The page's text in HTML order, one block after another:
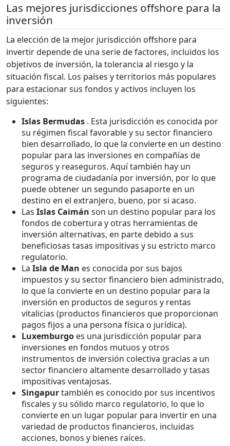
Las mejores jurisdicciones offshore para la
inversión
La elección de la mejor jurisdicción offshore para
invertir depende de una serie de factores, incluidos los
objetivos de inversión, la tolerancia al riesgo y la
situación fiscal. Los países y territorios más populares
para estacionar sus fondos y activos incluyen los
siguientes:
Islas Bermudas . Esta jurisdicción es conocida por
su régimen fiscal favorable y su sector financiero
bien desarrollado, lo que la convierte en un destino
popular para las inversiones en compañías de
seguros y reaseguros. Aquí también hay un
programa de ciudadanía por inversión, por lo que
puede obtener un segundo pasaporte en un
destino en el extranjero, bueno, por si acaso.
Las Islas Caimán son un destino popular para los
fondos de cobertura y otras herramientas de
inversión alternativas, en parte debido a sus
beneficiosas tasas impositivas y su estricto marco
regulatorio.
La Isla de Man es conocida por sus bajos
impuestos y su sector financiero bien administrado,
lo que la convierte en un destino popular para la
inversión en productos de seguros y rentas
vitalicias (productos financieros que proporcionan
pagos fijos a una persona física o jurídica).
Luxemburgo es una jurisdicción popular para
inversiones en fondos mutuos y otros
instrumentos de inversión colectiva gracias a un
sector financiero altamente desarrollado y tasas
impositivas ventajosas.
Singapurtambién es conocido por sus incentivos
fiscales y su sólido marco regulatorio, lo que lo
convierte en un lugar popular para invertir en una
variedad de productos financieros, incluidas
acciones, bonos y bienes raíces.